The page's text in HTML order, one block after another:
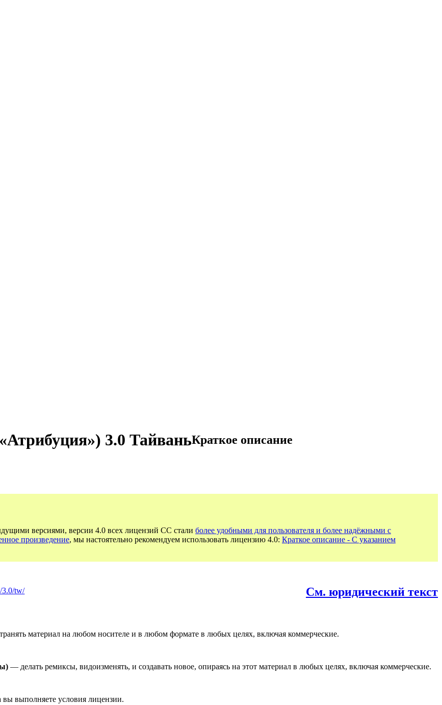
3.0 ТайваньКраткое описание
версиями, версии 4.0 всех лицензий CC стали более удобными для пользователя и более надёжными с
произведение, мы настоятельно рекомендуем использовать лицензию 4.0: Краткое описание - С указанием
3.0/tw/
См. юридический текст
материал на любом носителе и в любом формате в любых целях, включая коммерческие.
— делать ремиксы, видоизменять, и создавать новое, опираясь на этот материал в любых целях, включая коммерческие.
вы выполняете условия лицензии.